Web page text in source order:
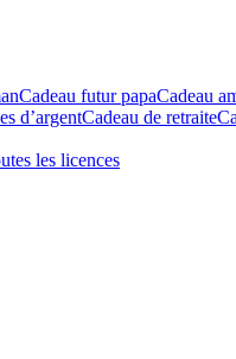
Cadeau futur papaCadeau
d’argentCadeau de retraite
les licences